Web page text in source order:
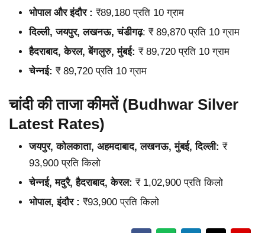
भोपाल और इंदौर : ₹89,180 प्रति 10 ग्राम
दिल्ली, जयपुर, लखनऊ, चंडीगढ़: ₹ 89,870 प्रति 10 ग्राम
हैदराबाद, केरल, बेंगलुरु, मुंबई: ₹ 89,720 प्रति 10 ग्राम
चेन्नई: ₹ 89,720 प्रति 10 ग्राम
चांदी की ताजा कीमतें (Budhwar Silver
Latest Rates)
जयपुर, कोलकाता, अहमदाबाद, लखनऊ, मुंबई, दिल्ली: ₹
93,900 प्रति किलो
चेन्नई, मदुरै, हैदराबाद, केरल: ₹ 1,02,900 प्रति किलो
भोपाल, इंदौर : ₹93,900 प्रति किलो